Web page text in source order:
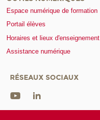
Espace numérique de formation
Portail élèves
Horaires et lieux d'enseignement
Assistance numérique
RÉSEAUX SOCIAUX